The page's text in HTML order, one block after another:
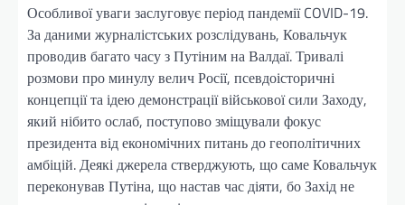
Особливої уваги заслуговує період пандемії COVID-19.
За даними журналістських розслідувань, Ковальчук
проводив багато часу з Путіним на Валдаї. Тривалі
розмови про минулу велич Росії, псевдоісторичні
концепції та ідею демонстрації військової сили Заходу,
який нібито ослаб, поступово зміщували фокус
президента від економічних питань до геополітичних
амбіцій. Деякі джерела стверджують, що саме Ковальчук
переконував Путіна, що настав час діяти, бо Захід не